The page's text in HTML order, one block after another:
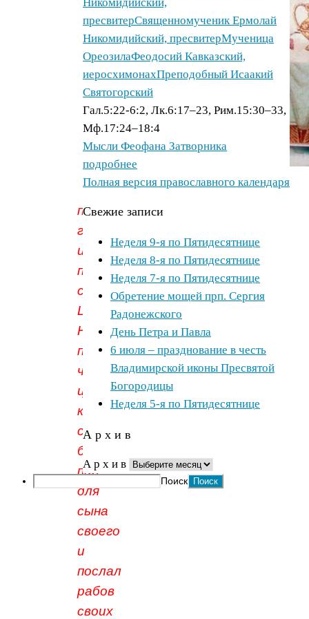
Иисус,
продолжая
говорить
им
притчами,
сказал:
Царство
Небесное
подобно
человеку
царю,
который
сделал
брачный
пир
для
сына
своего
и
послал
рабов
своих
пресвитерСвященномученик Ермолай
Никомидийский, пресвитерМученица
ОреозилаФеодосий Кавказский,
иеросхимонахПреподобный Исаакий
Святогорский
Гал.5:22-6:2, Лк.6:17–23, Рим.15:30–33,
Мф.17:24–18:4
Мысли Феофана Затворника
подробнее
Полная версия православного календаря
Свежие записи
Неделя 9-я по Пятидесятнице
Неделя 8-я по Пятидесятнице
Неделя 7-я по Пятидесятнице
Обретение мощей прп. Сергия
Радонежского
День Петра и Павла
6 июля – празднование в честь
Владимирской иконы Пресвятой
Богородицы
Неделя 5-я по Пятидесятнице
А р х и в
А р х и в
Поиск